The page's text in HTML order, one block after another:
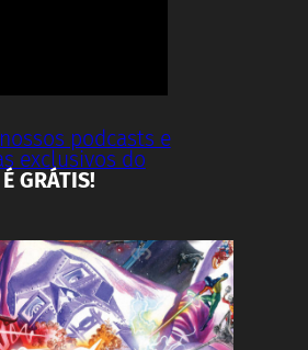
podcasts e
exclusivos do
É GRÁTIS!